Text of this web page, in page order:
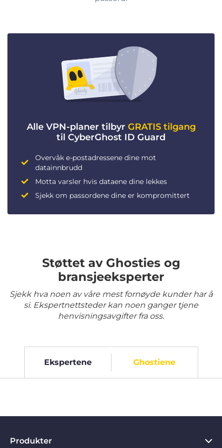
Alle VPN-planer tilbyr GRATIS tilgang
til CyberGhost ID Guard
Overvåk e-postadressene dine mot
datainnbrudd
Motta varsler hvis dataene dine lekkes
Sjekk om passordene dine er kompromittert
Støttet av Ghosties og
bransjeeksperter
Sjekk hva noen av våre mest fornøyde kunder har å
si. Ekspertnettsteder kan noen ganger tjene
henvisningsavgifter fra oss.
Ekspertene Ghostiene
Produkter